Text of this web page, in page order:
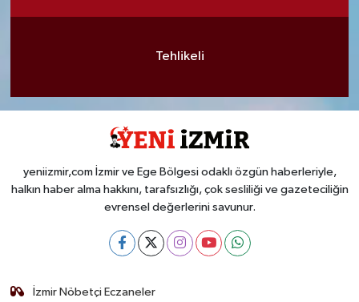
Tehlikeli
yeniizmir,com İzmir ve Ege Bölgesi odaklı özgün haberleriyle,
halkın haber alma hakkını, tarafsızlığı, çok sesliliği ve gazeteciliğin
evrensel değerlerini savunur.
İzmir Nöbetçi Eczaneler